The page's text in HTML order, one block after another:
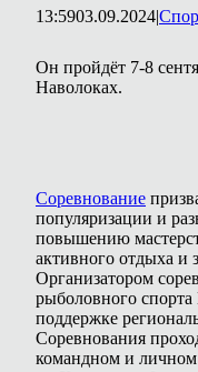
13:5903.09.2024|
Он пройдёт 7-8
Наволоках.
Соревнование
популяризации и
повышению
активного отдыха и
Организатором
рыболовного
поддержке
Соревнования
командном и личном